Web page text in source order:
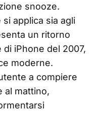
snooze.
applica sia agli
un ritorno
iPhone del 2007,
moderne.
a compiere
al mattino,